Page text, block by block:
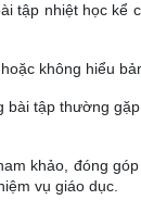
tập nhiệt học
không hiểu
tập thường
khảo, đóng
vụ giáo dục.